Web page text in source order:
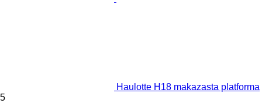
Haulotte H18 makazasta platforma
5